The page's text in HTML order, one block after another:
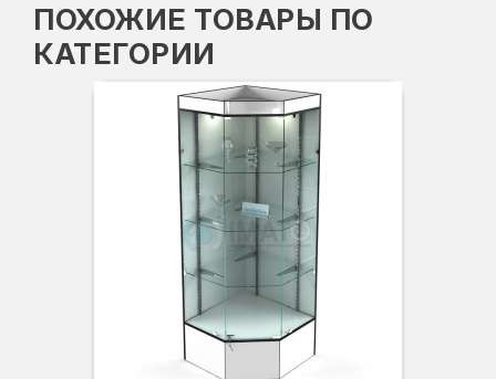
ПОХОЖИЕ ТОВАРЫ ПО
КАТЕГОРИИ